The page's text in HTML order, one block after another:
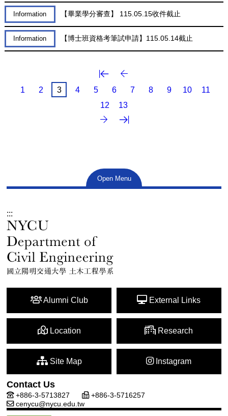
Information 【畢業學分審查】 115.05.15收件截止
Information 【博士班資格考筆試申請】115.05.14截止
第一頁上一頁
1
2 3 4 5 6 7 8 9 10
11
12
13
下一頁最後一頁
Open Menu
:::
Alumni Club External Links
Location Research
Site Map Instagram
Contact Us
+886-3-5713827
+886-3-5716257
cenycu@nycu.edu.tw